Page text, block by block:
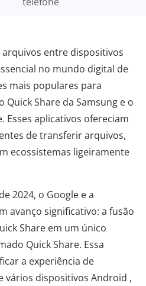
entre dispositivos
no mundo digital de
mais populares para
Share da Samsung e o
Esses aplicativos ofereciam
de transferir arquivos,
ecossistemas ligeiramente
2024, o Google e a
avanço significativo: a fusão
Share em um único
Quick Share. Essa
a experiência de
dispositivos Android ,